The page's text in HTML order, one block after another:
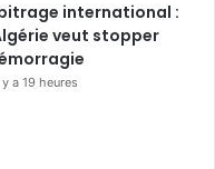
international :
veut stopper
a 19 heures